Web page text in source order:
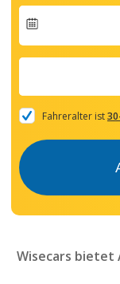
forward
with
the
and
mark
Fahreralter ist
Wisecars